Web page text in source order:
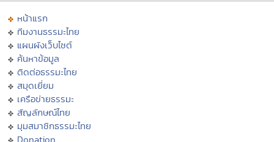
หน้าแรก
ทีมงานธรรมะไทย
แผนผังเว็บไซต์
ค้นหาข้อมูล
ติดต่อธรรมะไทย
สมุดเยี่ยม
เครือข่ายธรรมะ
สัญลักษณ์ไทย
มุมสมาชิกธรรมะไทย
Donation